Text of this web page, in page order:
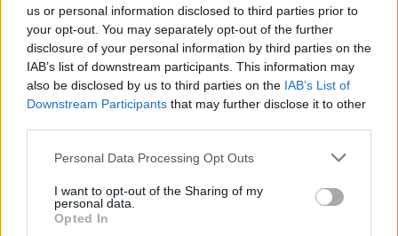
us or personal information disclosed to third parties prior to
your opt-out. You may separately opt-out of the further
disclosure of your personal information by third parties on the
IAB’s list of downstream participants. This information may
also be disclosed by us to third parties on the IAB’s List of
Downstream Participants that may further disclose it to other
Please note that this website/app uses one or more Google
not limited to your visit or usage behaviour. You may click to
grant or deny consent to Google and its third-party tags to
use your data for below specified purposes in below Google
Personal Data Processing Opt Outs
I want to opt-out of the Sharing of my
personal data.
Opted In
Continua a leggere